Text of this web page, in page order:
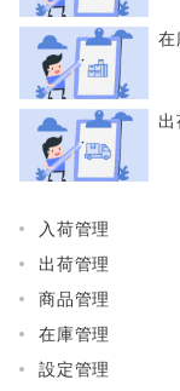
在
入荷管理
出荷管理
商品管理
在庫管理
設定管理